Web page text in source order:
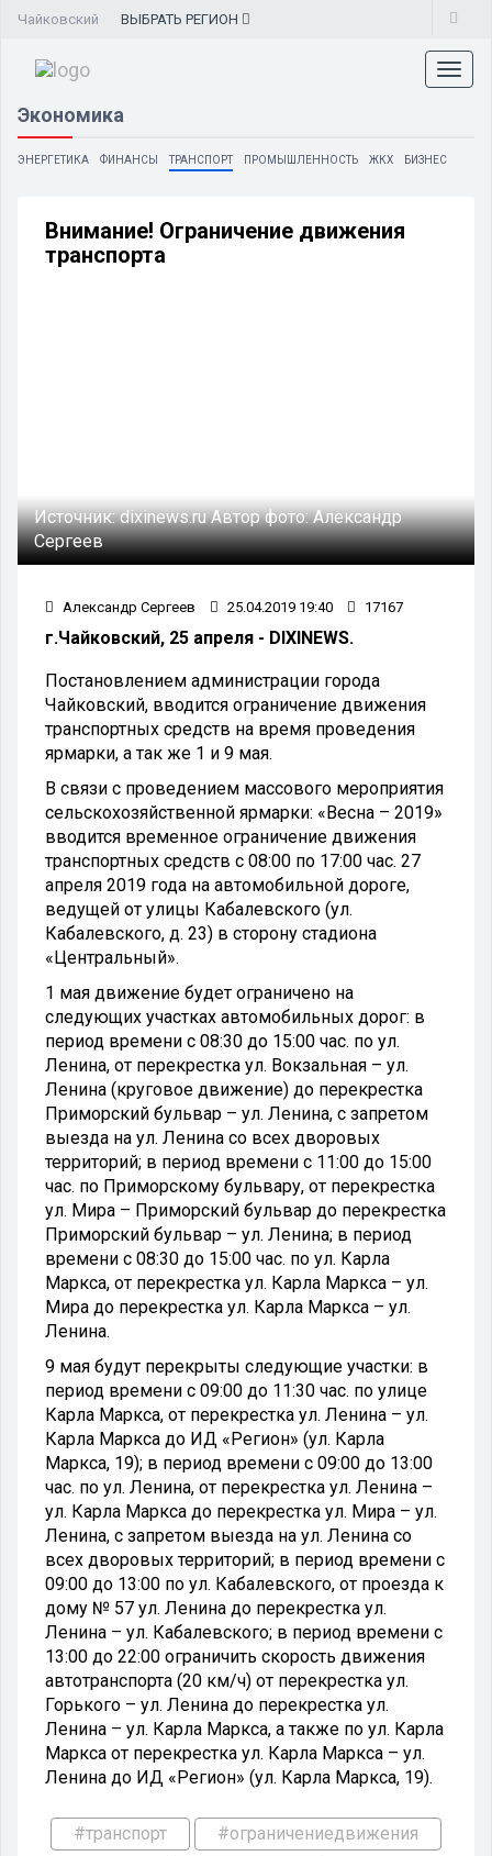
Чайковский ВЫБРАТЬ РЕГИОН
Экономика
ЭНЕРГЕТИКА ФИНАНСЫ ТРАНСПОРТ ПРОМЫШЛЕННОСТЬ ЖКХ БИЗНЕС
Внимание! Ограничение движения
транспорта
Источник:dixinews.ruАвтор фото:Александр
Сергеев
Александр Сергеев 25.04.2019 19:40 17167
г.Чайковский, 25 апреля - DIXINEWS.
Постановлением администрации города
Чайковский, вводится ограничение движения
транспортных средств на время проведения
ярмарки, а так же 1 и 9 мая.
В связи с проведением массового мероприятия
сельскохозяйственной ярмарки: «Весна – 2019»
вводится временное ограничение движения
транспортных средств с 08:00 по 17:00 час. 27
апреля 2019 года на автомобильной дороге,
ведущей от улицы Кабалевского (ул.
Кабалевского, д. 23) в сторону стадиона
«Центральный».
1 мая движение будет ограничено на
следующих участках автомобильных дорог: в
период времени с 08:30 до 15:00 час. по ул.
Ленина, от перекрестка ул. Вокзальная – ул.
Ленина (круговое движение) до перекрестка
Приморский бульвар – ул. Ленина, с запретом
выезда на ул. Ленина со всех дворовых
территорий; в период времени с 11:00 до 15:00
час. по Приморскому бульвару, от перекрестка
ул. Мира – Приморский бульвар до перекрестка
Приморский бульвар – ул. Ленина; в период
времени с 08:30 до 15:00 час. по ул. Карла
Маркса, от перекрестка ул. Карла Маркса – ул.
Мира до перекрестка ул. Карла Маркса – ул.
Ленина.
9 мая будут перекрыты следующие участки: в
период времени с 09:00 до 11:30 час. по улице
Карла Маркса, от перекрестка ул. Ленина – ул.
Карла Маркса до ИД «Регион» (ул. Карла
Маркса, 19); в период времени с 09:00 до 13:00
час. по ул. Ленина, от перекрестка ул. Ленина –
ул. Карла Маркса до перекрестка ул. Мира – ул.
Ленина, с запретом выезда на ул. Ленина со
всех дворовых территорий; в период времени с
09:00 до 13:00 по ул. Кабалевского, от проезда к
дому № 57 ул. Ленина до перекрестка ул.
Ленина – ул. Кабалевского; в период времени с
13:00 до 22:00 ограничить скорость движения
автотранспорта (20 км/ч) от перекрестка ул.
Горького – ул. Ленина до перекрестка ул.
Ленина – ул. Карла Маркса, а также по ул. Карла
Маркса от перекрестка ул. Карла Маркса – ул.
Ленина до ИД «Регион» (ул. Карла Маркса, 19).
#транспорт #ограничениедвижения